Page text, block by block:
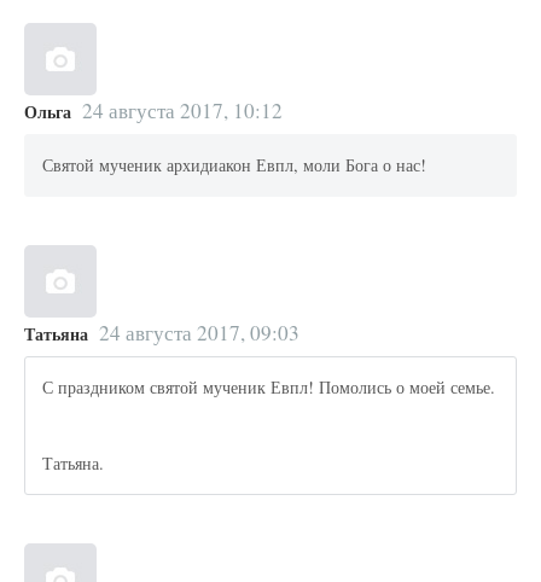
Ольга 24 августа 2017, 10:12
Святой мученик архидиакон Евпл, моли Бога о нас!
Татьяна 24 августа 2017, 09:03
С праздником святой мученик Евпл! Помолись о моей семье.
Татьяна.